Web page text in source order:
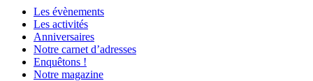
Les évènements
Les activités
Anniversaires
Notre carnet d’adresses
Enquêtons !
Notre magazine